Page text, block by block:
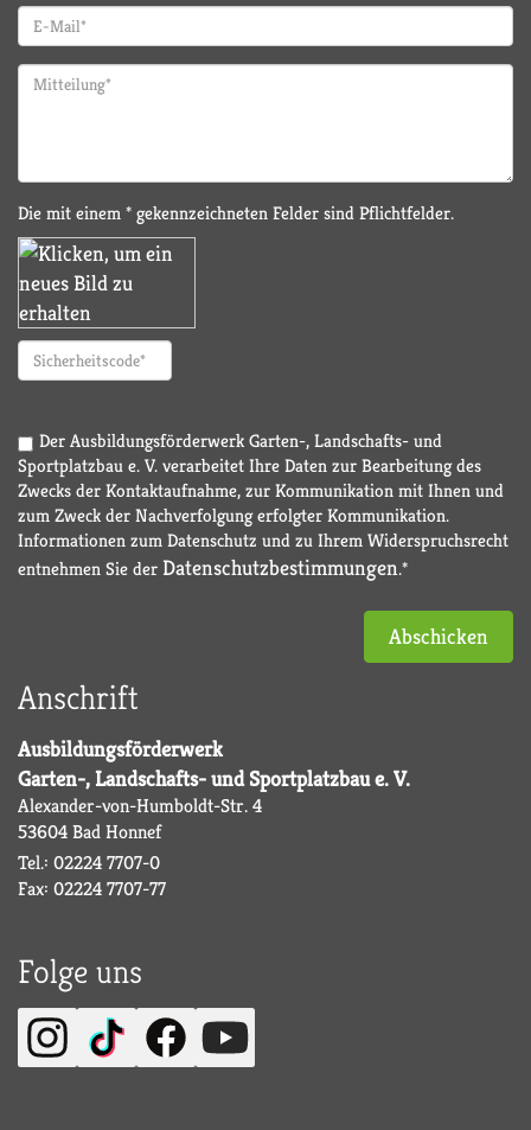
Die mit einem * gekennzeichneten Felder sind Pflichtfelder.
Der Ausbildungsförderwerk Garten-, Landschafts- und
Sportplatzbau e. V. verarbeitet Ihre Daten zur Bearbeitung des
Zwecks der Kontaktaufnahme, zur Kommunikation mit Ihnen und
zum Zweck der Nachverfolgung erfolgter Kommunikation.
Informationen zum Datenschutz und zu Ihrem Widerspruchsrecht
entnehmen Sie der Datenschutzbestimmungen.*
Abschicken
Anschrift
Ausbildungsförderwerk
Garten-, Landschafts- und Sportplatzbau e. V.
Alexander-von-Humboldt-Str. 4
53604 Bad Honnef
Tel.: 02224 7707-0
Fax: 02224 7707-77
Folge uns